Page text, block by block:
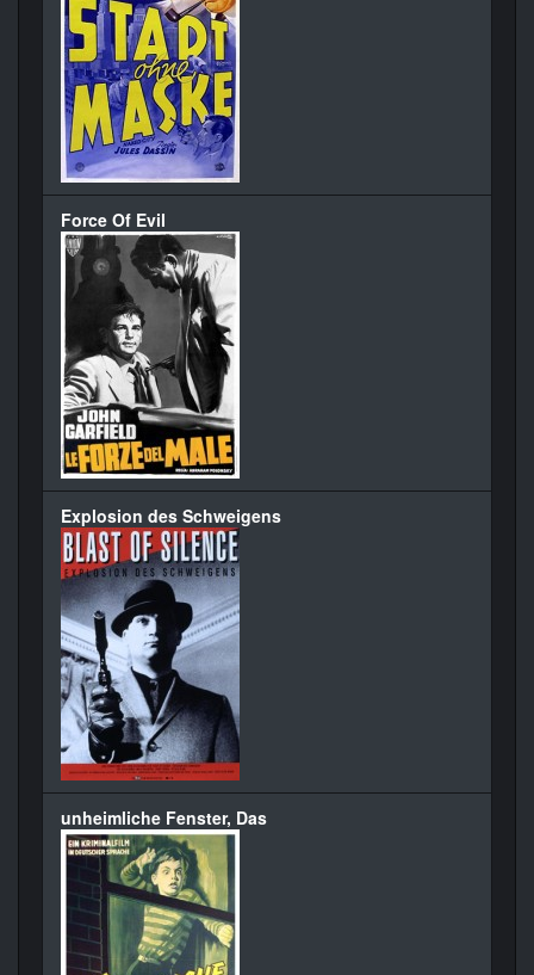
Force Of Evil
Explosion des Schweigens
unheimliche Fenster, Das